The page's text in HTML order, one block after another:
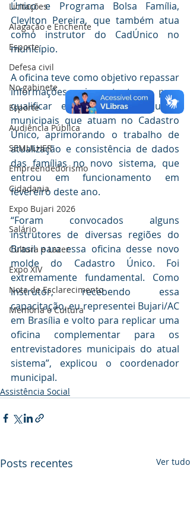
Licitações
Alagação e Enchente
Esporte
Defesa civil
No gabinete
Esporte
Audiência Pública
SEMULHER
Empreendedorismo
Cidadania
Expo Bujari 2026
Salário
Cultura e Lazer
Expo XIV
Nota de Esclarecimento
Memória e Cultura
Único e Programa Bolsa Família,
Cleylton Pereira, que também atua
como instrutor do CadÚnico no
município.
A oficina teve como objetivo repassar
informações importantes para
qualificar e capacitar as equipes
municipais que atuam no Cadastro
Único, aprimorando o trabalho de
atualização e consistência de dados
das famílias no novo sistema, que
entrou em funcionamento em
fevereiro deste ano.
“Foram convocados alguns
instrutores de diversas regiões do
Brasil para essa oficina desse novo
molde do Cadastro Único. Foi
extremamente fundamental. Como
instrutor, recebendo essa
capacitação, eu representei Bujari/AC
em Brasília e volto para replicar uma
oficina complementar para os
entrevistadores municipais do atual
sistema”, explicou o coordenador
municipal.
Assistência Social
Posts recentes Ver tudo